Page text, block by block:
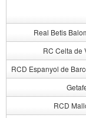
Real Betis
RC Celta de
RCD